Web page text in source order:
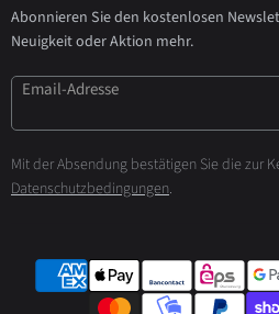
Abonnieren Sie den kostenlosen
Neuigkeit oder Aktion mehr.
Email-Adresse
Mit der Absendung bestätigen Sie die zur
Datenschutzbedingungen.